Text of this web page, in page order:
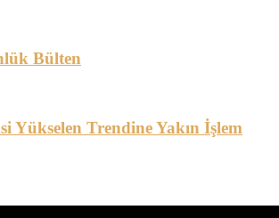
Bülten
Yükselen Trendine Yakın İşlem